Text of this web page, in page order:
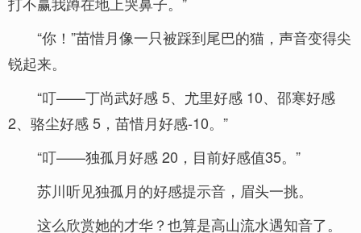
“你！”苗惜月像一只被踩到尾巴的猫，声音变得尖
锐起来。
“叮——丁尚武好感 5、尤里好感 10、邵寒好感
2、骆尘好感 5，苗惜月好感-10。”
“叮——独孤月好感 20，目前好感值35。”
苏川听见独孤月的好感提示音，眉头一挑。
这么欣赏她的才华？也算是高山流水遇知音了。